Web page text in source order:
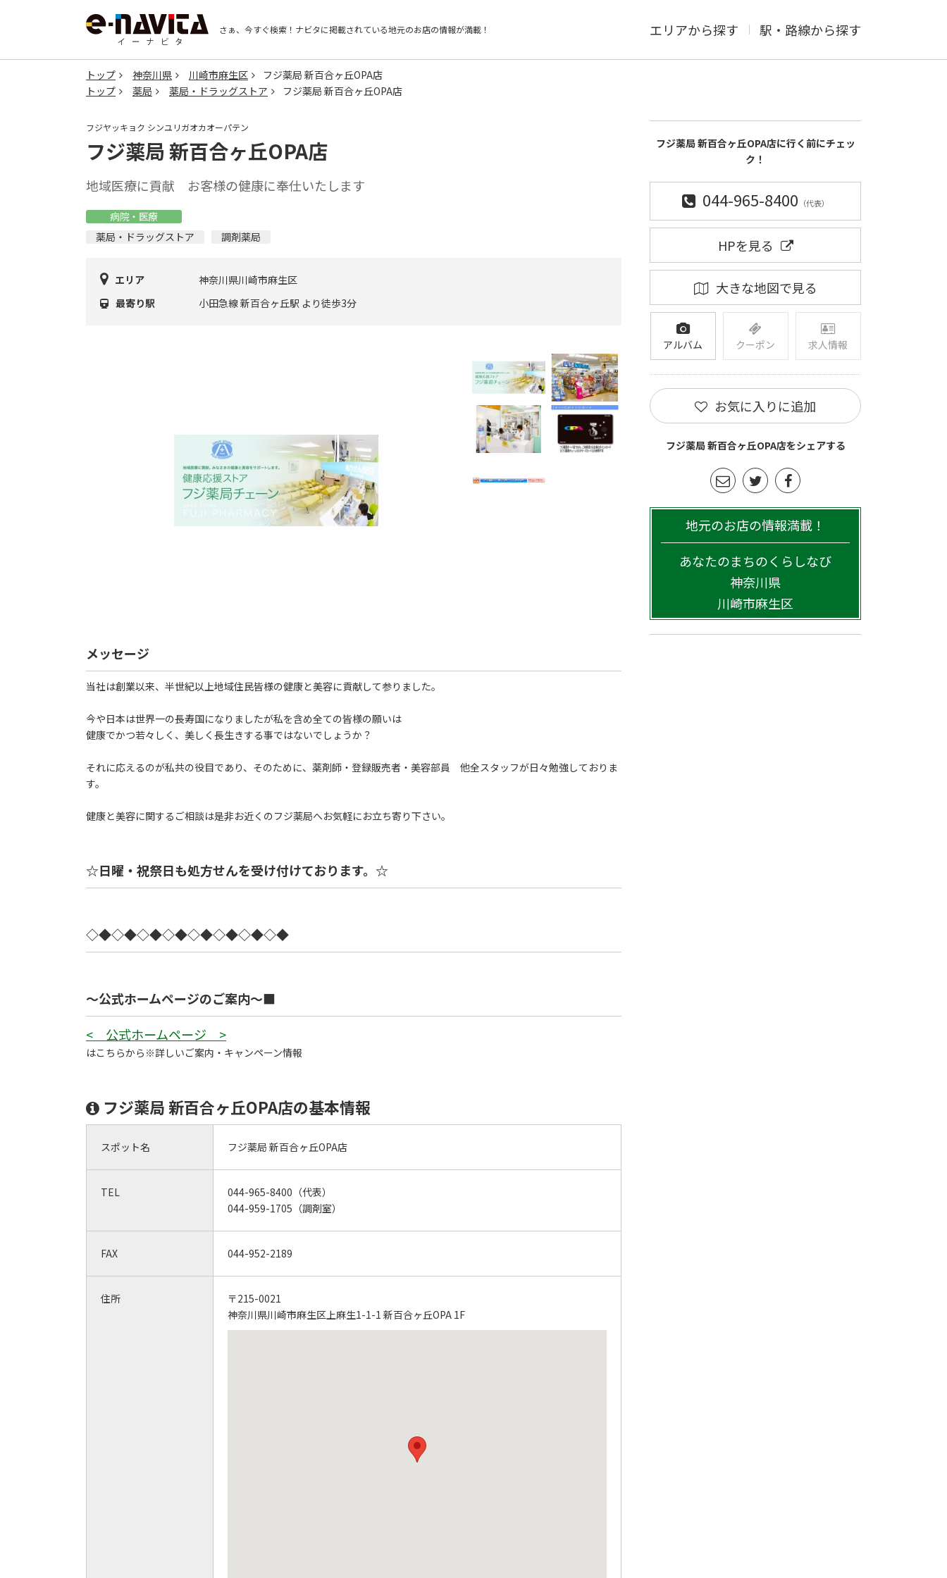
さぁ、今すぐ検索！ ナビタに掲載されている地元のお店の情報が満載！ エリアから探す 駅・路線から探す
トップ 神奈川県 川崎市麻生区
フジ薬局 新百合ヶ丘OPA店
トップ
薬局 薬局・ドラッグストア フジ薬局 新百合ヶ丘OPA店
フジヤッキョク シンユリガオカオーパテン
フジ薬局 新百合ヶ丘OPA店
地域医療に貢献 お客様の健康に奉仕いたします
病院・医療
薬局・ドラッグストア
調剤薬局
エリア
神奈川県川崎市麻生区
最寄り駅
小田急線 新百合ヶ丘駅 より徒歩3分
メッセージ
当社は創業以来、半世紀以上地域住民皆様の健康と美容に貢献して参りました。
今や日本は世界一の長寿国になりましたが私を含め全ての皆様の願いは
健康でかつ若々しく、美しく長生きする事ではないでしょうか？
それに応えるのが私共の役目であり、そのために、薬剤師・登録販売者・美容部員 他全スタッフが日々勉強しておりま
す。
健康と美容に関するご相談は是非お近くのフジ薬局へお気軽にお立ち寄り下さい。
☆日曜・祝祭日も処方せんを受け付けております。☆
◇◆◇◆◇◆◇◆◇◆◇◆◇◆◇◆
～公式ホームページのご案内～■
< 公式ホームページ >
はこちらから※詳しいご案内・キャンペーン情報
フジ薬局 新百合ヶ丘OPA店の基本情報
スポット名 フジ薬局 新百合ヶ丘OPA店
TEL
044-965-8400（代表）
044-959-1705（調剤室）
FAX 044-952-2189
住所
〒215-0021
神奈川県川崎市麻生区上麻生1-1-1 新百合ヶ丘OPA 1F
フジ薬局 新百合ヶ丘OPA店に行く前にチェッ
ク！
044-965-8400 （代表）
HPを見る
大きな地図で見る
アルバム クーポン 求人情報
お気に入りに追加
フジ薬局 新百合ヶ丘OPA店をシェアする
地元のお店の情報満載！
あなたのまちのくらしなび
神奈川県
川崎市麻生区